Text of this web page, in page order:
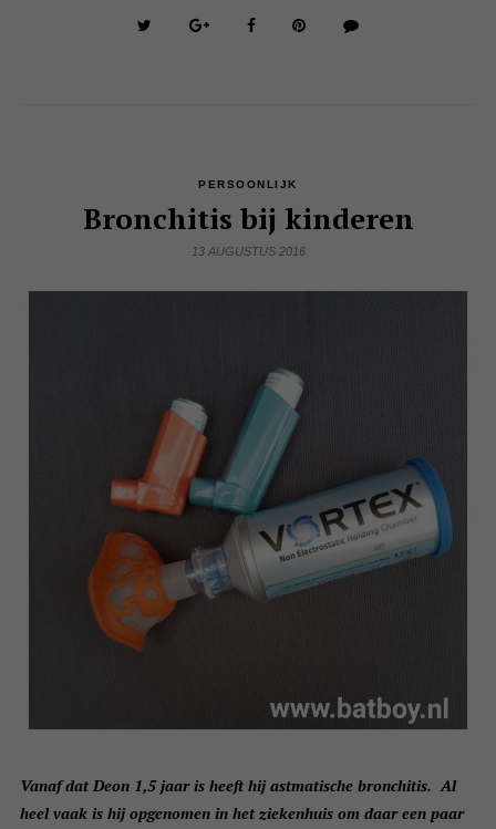
PERSOONLIJK
Bronchitis bij kinderen
13 AUGUSTUS 2016
Vanaf dat Deon 1,5 jaar is heeft hij astmatische bronchitis. Al
heel vaak is hij opgenomen in het ziekenhuis om daar een paar